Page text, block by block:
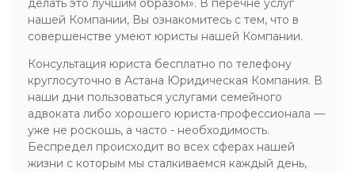
делать это лучшим образом». В перечне услуг
нашей Компании, Вы ознакомитесь с тем, что в
совершенстве умеют юристы нашей Компании.
Консультация юриста бесплатно по телефону
круглосуточно в Астана Юридическая Компания. В
наши дни пользоваться услугами семейного
адвоката либо хорошего юриста-профессионала —
уже не роскошь, а часто - необходимость.
Беспредел происходит во всех сферах нашей
жизни с которым мы сталкиваемся каждый день,